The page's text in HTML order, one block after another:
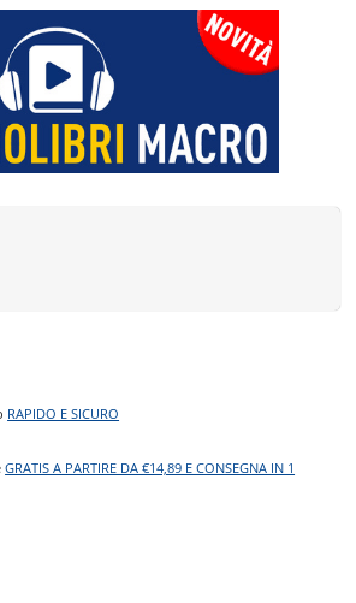
RAPIDO E SICURO
GRATIS A PARTIRE DA €14,89 E CONSEGNA IN 1